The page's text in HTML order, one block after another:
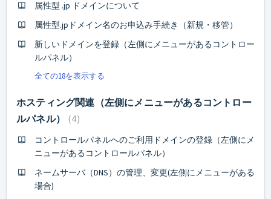
属性型 .jp ドメインについて
属性型.jpドメイン名のお申込み手続き（新規・移管）
新しいドメインを登録（左側にメニューがあるコントロー
ルパネル）
全ての18を表示する
ホスティング関連（左側にメニューがあるコントロー
ルパネル）
4
コントロールパネルへのご利用ドメインの登録（左側にメ
ニューがあるコントロールパネル）
ネームサーバ（DNS）の管理、変更(左側にメニューがある
場合)